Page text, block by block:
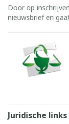
Door op
nieuwsbrief en
Juridische links